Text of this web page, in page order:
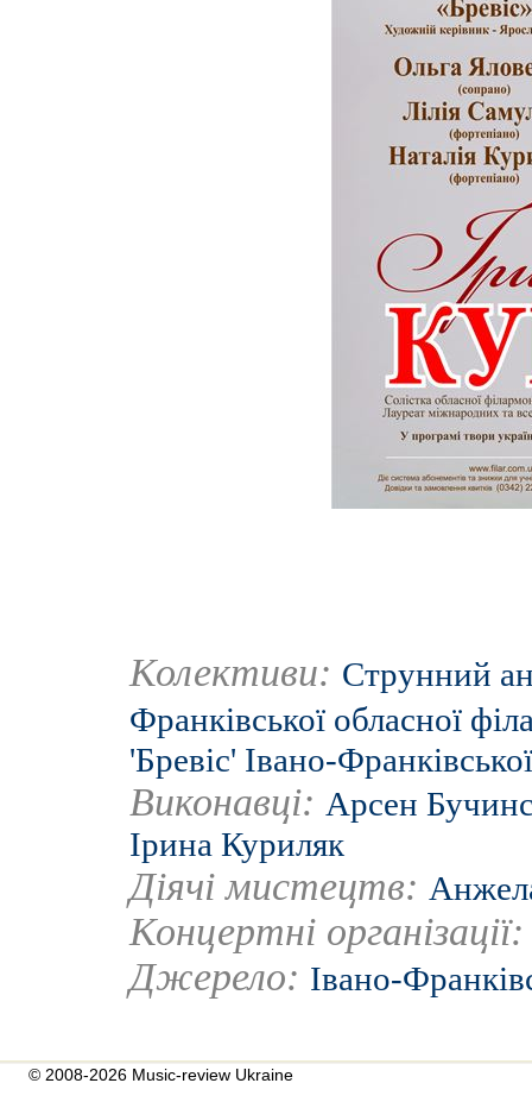
Колективи: Струнний
Франківської обласної
'Бревіс' Івано-
Виконавці: Арсен
Ірина Куриляк
Діячі мистецтв:
Концертні
Джерело: Івано-
© 2008-2026 Music-review Ukraine